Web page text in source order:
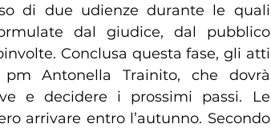
di due udienze durante le quali
dal giudice, dal pubblico
Conclusa questa fase, gli atti
Antonella Trainito, che dovrà
e decidere i prossimi passi. Le
arrivare entro l’autunno. Secondo